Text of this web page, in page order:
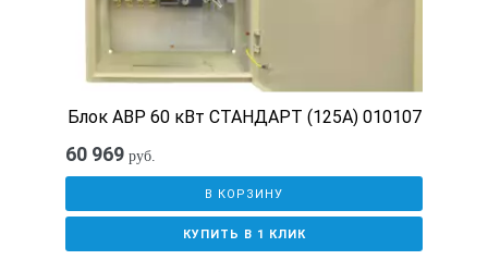
Блок АВР 60 кВт СТАНДАРТ (125А) 010107
60 969 руб.
В КОРЗИНУ
КУПИТЬ В 1 КЛИК